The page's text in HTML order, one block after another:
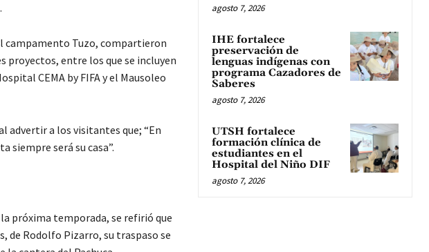
campamento Tuzo, compartieron
proyectos, entre los que se incluyen
CEMA by FIFA y el Mausoleo
advertir a los visitantes que; “En
siempre será su casa”.
próxima temporada, se refirió que
de Rodolfo Pizarro, su traspaso se
agosto 7, 2026
IHE fortalece
preservación de
lenguas indígenas con
programa Cazadores de
Saberes
agosto 7, 2026
UTSH fortalece
formación clínica de
estudiantes en el
Hospital del Niño DIF
agosto 7, 2026